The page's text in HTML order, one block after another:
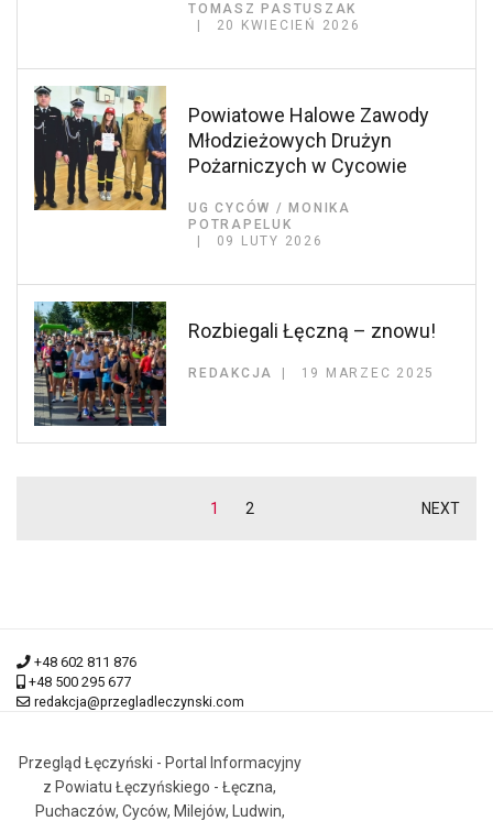
TOMASZ PASTUSZAK
20 KWIECIEŃ 2026
Powiatowe Halowe Zawody
Młodzieżowych Drużyn
Pożarniczych w Cycowie
UG CYCÓW / MONIKA
POTRAPELUK
09 LUTY 2026
Rozbiegali Łęczną – znowu!
REDAKCJA 19 MARZEC 2025
1 2 NEXT
+48 602 811 876
+48 500 295 677
redakcja@przegladleczynski.com
Przegląd Łęczyński - Portal Informacyjny
z Powiatu Łęczyńskiego - Łęczna,
Puchaczów, Cyców, Milejów, Ludwin,